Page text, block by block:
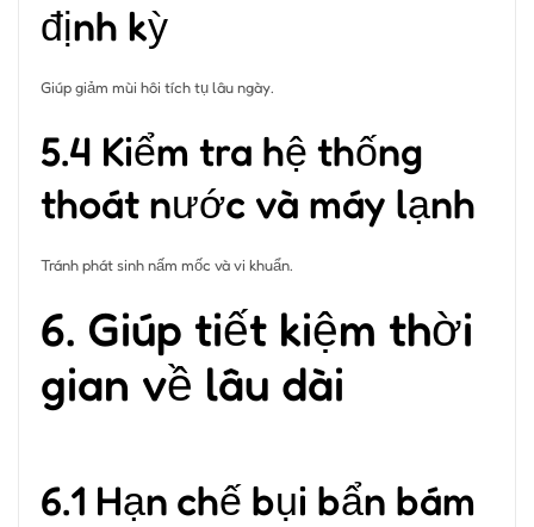
định kỳ
Giúp giảm mùi hôi tích tụ lâu ngày.
5.4 Kiểm tra hệ thống
thoát nước và máy lạnh
Tránh phát sinh nấm mốc và vi khuẩn.
6. Giúp tiết kiệm thời
gian về lâu dài
6.1 Hạn chế bụi bẩn bám